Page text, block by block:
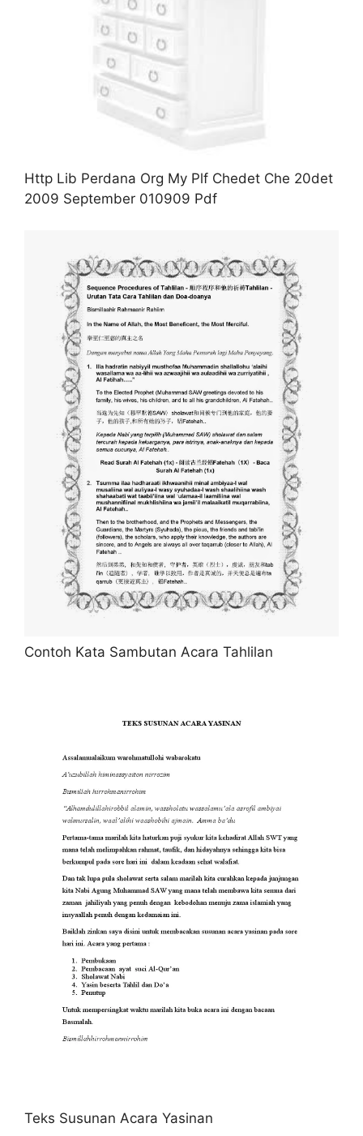
Http Lib Perdana Org My Plf Chedet Che 20det
2009 September 010909 Pdf
Contoh Kata Sambutan Acara Tahlilan
Teks Susunan Acara Yasinan